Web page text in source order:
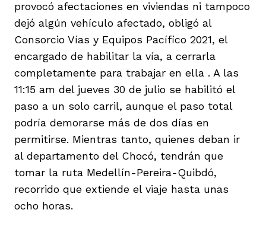
provocó afectaciones en viviendas ni tampoco
dejó algún vehículo afectado, obligó al
Consorcio Vías y Equipos Pacífico 2021, el
encargado de habilitar la vía, a cerrarla
completamente para trabajar en ella . A las
11:15 am del jueves 30 de julio se habilitó el
paso a un solo carril, aunque el paso total
podría demorarse más de dos días en
permitirse. Mientras tanto, quienes deban ir
al departamento del Chocó, tendrán que
tomar la ruta Medellín-Pereira-Quibdó,
recorrido que extiende el viaje hasta unas
ocho horas.